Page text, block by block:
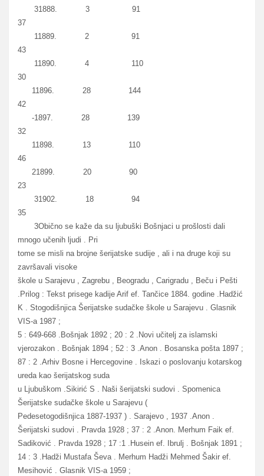
31888. 3 91
37
11889. 2 91
43
11890. 4 110
30
11896. 28 144
42
-1897. 28 139
32
11898. 13 110
46
21899. 20 90
23
31902. 18 94
35
3Obično se kaže da su ljubuški Bošnjaci u prošlosti dali
mnogo učenih ljudi . Pri
tome se misli na brojne šerijatske sudije , ali i na druge koji su
završavali visoke
škole u Sarajevu , Zagrebu , Beogradu , Carigradu , Beču i Pešti
.Prilog : Tekst prisege kadije Arif ef. Tančice 1884. godine .Hadžić
K . Stogodišnjica Šerijatske sudačke škole u Sarajevu . Glasnik
VIS-a 1987 ;
5 : 649-668 .Bošnjak 1892 ; 20 : 2 .Novi učitelj za islamski
vjerozakon . Bošnjak 1894 ; 52 : 3 .Anon . Bosanska pošta 1897 ;
87 : 2 .Arhiv Bosne i Hercegovine . Iskazi o poslovanju kotarskog
ureda kao šerijatskog suda
u Ljubuškom .Sikirić S . Naši šerijatski sudovi . Spomenica
Šerijatske sudačke škole u Sarajevu (
Pedesetogodišnjica 1887-1937 ) . Sarajevo , 1937 .Anon .
Šerijatski sudovi . Pravda 1928 ; 37 : 2 .Anon. Merhum Faik ef.
Sadiković . Pravda 1928 ; 17 :1 .Husein ef. Ibrulj . Bošnjak 1891 ;
14 : 3 .Hadži Mustafa Ševa . Merhum Hadži Mehmed Šakir ef.
Mesihović . Glasnik VIS-a 1959 ;